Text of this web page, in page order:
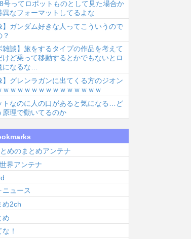
騎
も
2026/8/7 00:11
今さら北斗の拳
けど...
2026/8/7 00:09
FGOのリリスさ
号ってロボットものとして見た場合か
異なフォーマットしてるよな
】ガンダム好きな人ってこういうので
？
雑談】旅をするタイプの作品を考えて
けど乗って移動するとかでもないとロ
になるな…
】グレンラガンに出てくる方のジオン
ｗｗｗｗｗｗｗｗｗｗｗｗｗｗ
トなのに人の口があると気になる…ど
原理で動いてるのか
めのまとめアンテナ
界アンテナ
ニュース
め2ch
め
！